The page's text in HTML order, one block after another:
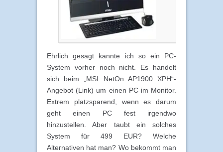
Ehrlich gesagt kannte ich so ein PC-
System vorher noch nicht. Es handelt
sich beim „MSI NetOn AP1900 XPH“-
Angebot (Link) um einen PC im Monitor.
Extrem platzsparend, wenn es darum
geht einen PC fest irgendwo
hinzustellen. Aber taubt ein solches
System für 499 EUR? Welche
Alternativen hat man? Wo bekommt man